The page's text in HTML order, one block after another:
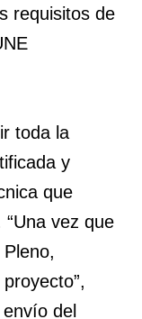
requisitos de
toda la
y
que
vez que
del